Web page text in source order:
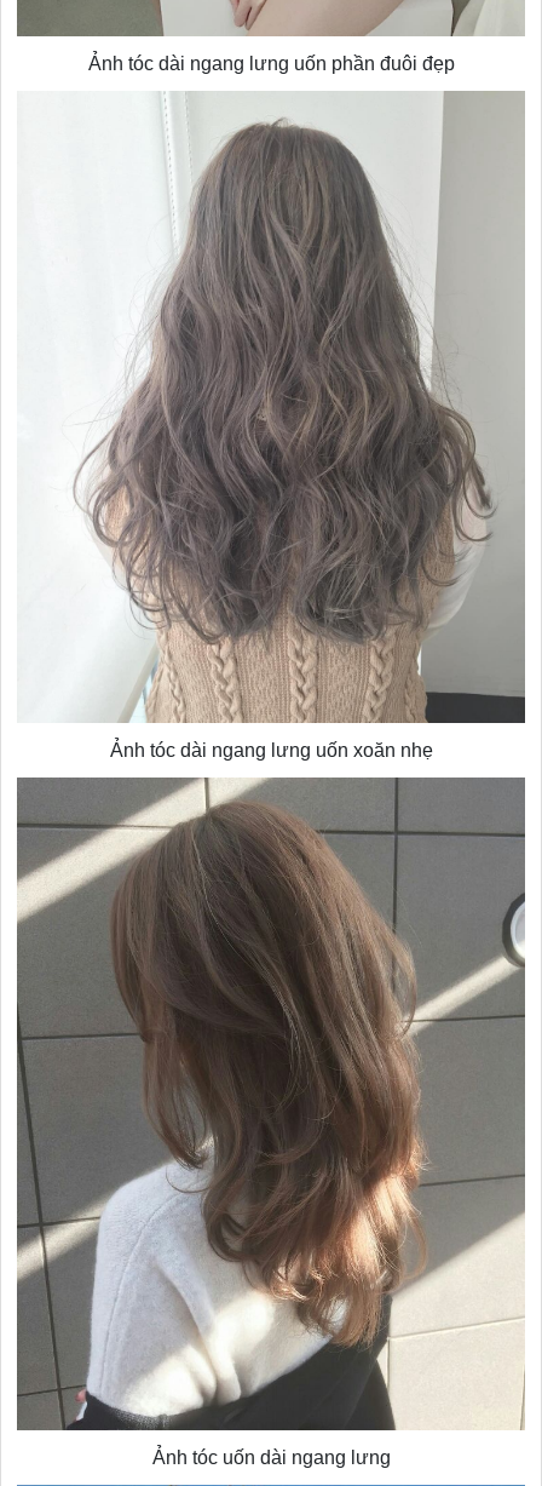
Ảnh tóc dài ngang lưng uốn phần đuôi đẹp
Ảnh tóc dài ngang lưng uốn xoăn nhẹ
Ảnh tóc uốn dài ngang lưng